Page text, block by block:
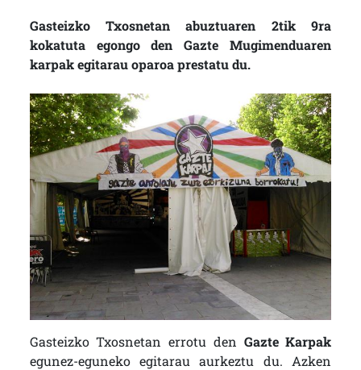
Gasteizko Txosnetan abuztuaren 2tik 9ra
kokatuta egongo den Gazte Mugimenduaren
karpak egitarau oparoa prestatu du.
Gasteizko Txosnetan errotu den Gazte Karpak
egunez-eguneko egitarau aurkeztu du. Azken